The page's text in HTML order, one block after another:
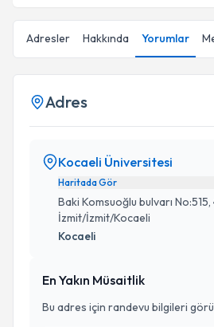
Adresler Hakkında Yorumlar
Adres
Kocaeli Üniversitesi
Haritada Gör
Baki Komsuoğlu bulvarı
İzmit/İzmit/Kocaeli
Kocaeli
En Yakın Müsaitlik
Bu adres için randevu bilgileri